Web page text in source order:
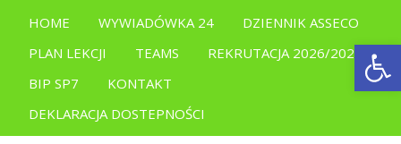
HOME WYWIADÓWKA 24
DZIENNIK ASSECO
PLAN LEKCJI
TEAMS
REKRUTACJA 2026/2027
BIP SP7
KONTAKT
DEKLARACJA DOSTEPNOŚCI